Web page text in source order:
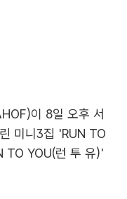
이 8일 오후 서
미니3집 'RUN TO
TO YOU(런 투 유)'